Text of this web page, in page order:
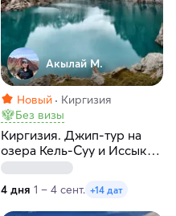
Акылай М.
Новый
Киргизия
Без визы
Киргизия. Джип-тур на
озера Кель-Суу и Иссык-
Куль
4 дня 1 – 4 сент. +14 дат